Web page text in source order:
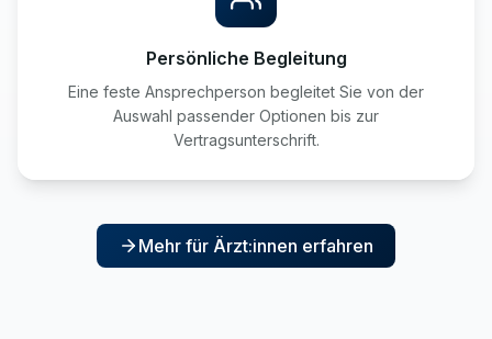
Persönliche Begleitung
Eine feste Ansprechperson begleitet Sie von der
Auswahl passender Optionen bis zur
Vertragsunterschrift.
Mehr für Ärzt:innen erfahren